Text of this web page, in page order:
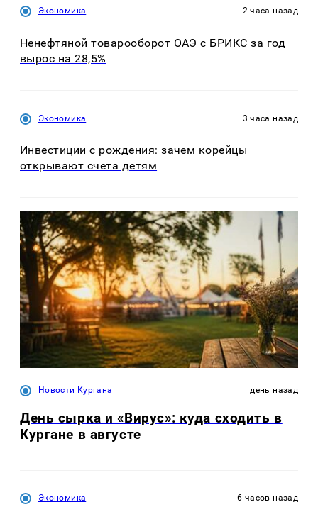
Экономика 2 часа назад
Ненефтяной товарооборот ОАЭ с БРИКС за год
вырос на 28,5%
Экономика 3 часа назад
Инвестиции с рождения: зачем корейцы
открывают счета детям
Новости Кургана день назад
День сырка и «Вирус»: куда сходить в
Кургане в августе
Экономика 6 часов назад